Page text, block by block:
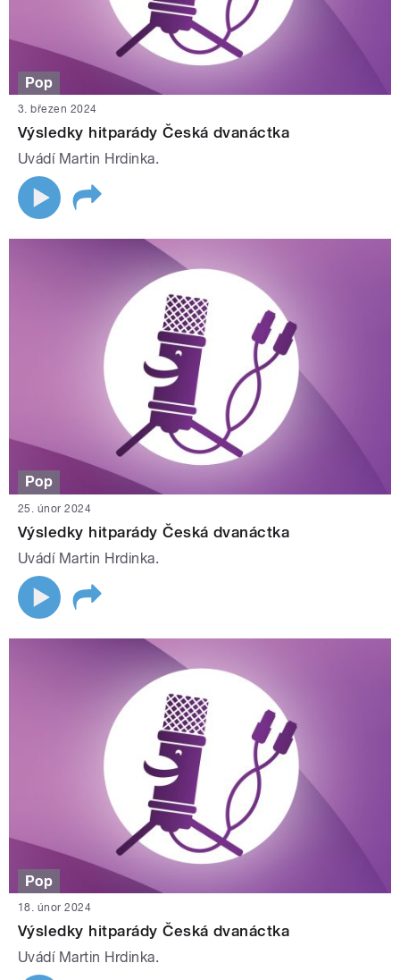
Pop
3. březen 2024
Výsledky hitparády Česká dvanáctka
Uvádí Martin Hrdinka.
Pop
25. únor 2024
Výsledky hitparády Česká dvanáctka
Uvádí Martin Hrdinka.
Pop
18. únor 2024
Výsledky hitparády Česká dvanáctka
Uvádí Martin Hrdinka.